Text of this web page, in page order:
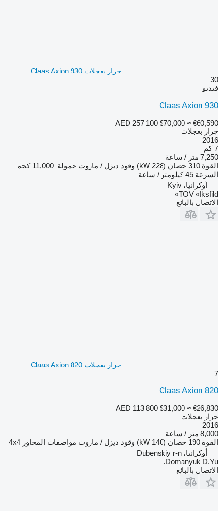
جرار بعجلات Claas Axion 930
30
فيديو
Claas Axion 930
AED 257,100 $70,000 ≈ €60,590
جرار بعجلات
2016
7 كم
7,250 متر / ساعة
القوة 310 حصان (228 kW) وقود ديزل / مازوت حمولة 11,000 كجم
السرعة 45 كيلومتر / ساعة
أوكرانيا، Kyiv
TOV «Iksfild»
الاتصال بالبائع
جرار بعجلات Claas Axion 820
7
Claas Axion 820
AED 113,800 $31,000 ≈ €26,830
جرار بعجلات
2016
8,000 متر / ساعة
القوة 190 حصان (140 kW) وقود ديزل / مازوت مواصفات المحاور 4x4
أوكرانيا، Dubenskiy r-n
Domanyuk D.Yu.
الاتصال بالبائع